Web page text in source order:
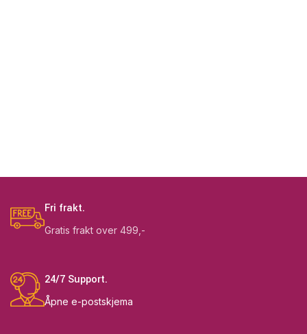
Fri frakt.
Gratis frakt over 499,-
24/7 Support.
Åpne e-postskjema